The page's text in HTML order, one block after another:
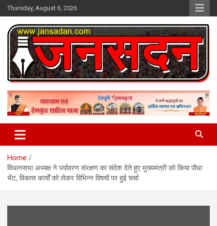
Skip
to
content
Thursday, August 6, 2026
Jan Sadan
Home
विधानसभा अध्यक्ष ने पर्यावरण संरक्षण का संदेश देते हुए मुख्यमंत्री को किया पौधा
भेंट, विकास कार्यों को लेकर विभिन्न विषयों पर हुई चर्चा